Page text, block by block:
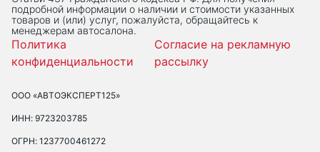
подробной информации о наличии и стоимости указанных
товаров и (или) услуг, пожалуйста, обращайтесь к
менеджерам автосалона.
Политика
конфиденциальности
Согласие на рекламную
рассылку
ООО «АВТОЭКСПЕРТ125»
ИНН: 9723203785
ОГРН: 1237700461272